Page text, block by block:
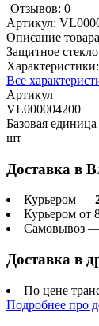
Отзывов: 0
Артикул:
Описание
Защитное
Характеристики:
Все
Артикул
VL000004200
Базовая единица
шт
Доставка в
Курьером —
Курьером от
Самовывоз
Доставка в
По цене
Подробнее про